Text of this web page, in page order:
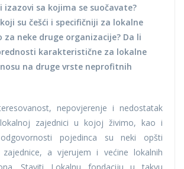
izazovi sa kojima se suočavate?
su češći i specifičniji za lokalne
za neke druge organizacije? Da li
karakteristične za lokalne
na druge vrste neprofitnih
nepovjerenje i nedostatak
zajednici u kojoj živimo, kao i
pojedinca su neki opšti
a vjerujem i većine lokalnih